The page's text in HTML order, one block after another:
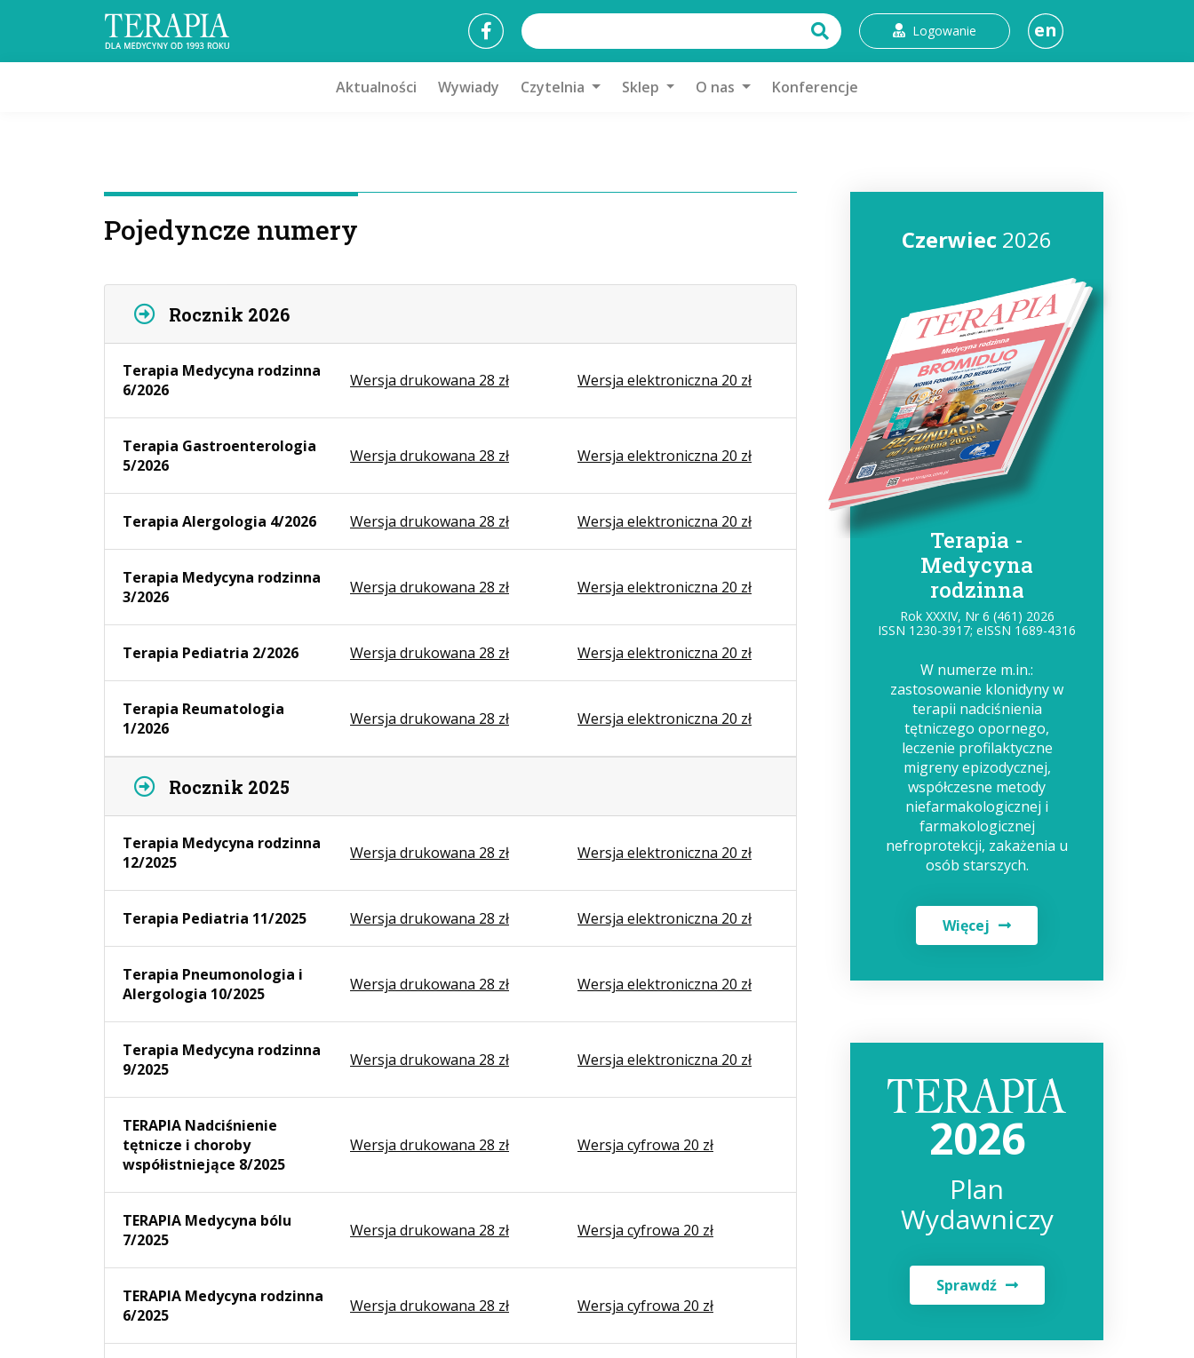
Logowanie en
Aktualności Wywiady Czytelnia Sklep O nas Konferencje
Pojedyncze numery
Rocznik 2026
Terapia Medycyna rodzinna
6/2026
Wersja drukowana 28 zł Wersja elektroniczna 20 zł
Terapia Gastroenterologia
5/2026
Wersja drukowana 28 zł Wersja elektroniczna 20 zł
Terapia Alergologia 4/2026 Wersja drukowana 28 zł Wersja elektroniczna 20 zł
Terapia Medycyna rodzinna
3/2026
Wersja drukowana 28 zł Wersja elektroniczna 20 zł
Terapia Pediatria 2/2026 Wersja drukowana 28 zł Wersja elektroniczna 20 zł
Terapia Reumatologia
1/2026
Wersja drukowana 28 zł Wersja elektroniczna 20 zł
Rocznik 2025
Terapia Medycyna rodzinna
12/2025
Wersja drukowana 28 zł Wersja elektroniczna 20 zł
Terapia Pediatria 11/2025 Wersja drukowana 28 zł Wersja elektroniczna 20 zł
Terapia Pneumonologia i
Alergologia 10/2025
Wersja drukowana 28 zł Wersja elektroniczna 20 zł
Terapia Medycyna rodzinna
9/2025
Wersja drukowana 28 zł Wersja elektroniczna 20 zł
TERAPIA Nadciśnienie
tętnicze i choroby
współistniejące 8/2025
Wersja drukowana 28 zł Wersja cyfrowa 20 zł
TERAPIA Medycyna bólu
7/2025
Wersja drukowana 28 zł Wersja cyfrowa 20 zł
TERAPIA Medycyna rodzinna
6/2025
Wersja drukowana 28 zł Wersja cyfrowa 20 zł
Czerwiec 2026
Terapia -
Medycyna
rodzinna
Rok XXXIV, Nr 6 (461) 2026
ISSN 1230-3917; eISSN 1689-4316
W numerze m.in.:
zastosowanie klonidyny w
terapii nadciśnienia
tętniczego opornego,
leczenie profilaktyczne
migreny epizodycznej,
współczesne metody
niefarmakologicznej i
farmakologicznej
nefroprotekcji, zakażenia u
osób starszych.
Więcej
2026
Plan
Wydawniczy
Sprawdź